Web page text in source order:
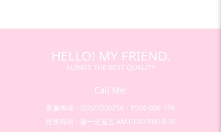
HELLO! MY FRIEND.
ALWAYS THE BEST QUALITY
Call Me!
客服專線：(02)25506256；0906-086-256
服務時間：週一至週五 AM10:30-PM18:30